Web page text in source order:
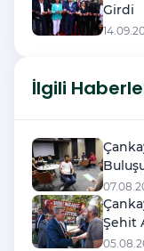
Girdi
İlgili
Şehit